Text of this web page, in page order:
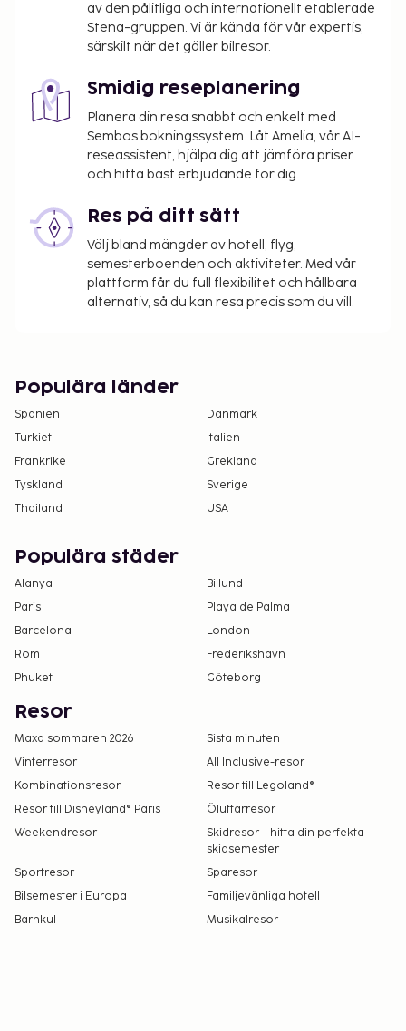
av den pålitliga och internationellt etablerade
Stena-gruppen. Vi är kända för vår expertis,
särskilt när det gäller bilresor.
Smidig reseplanering
Planera din resa snabbt och enkelt med
Sembos bokningssystem. Låt Amelia, vår AI-
reseassistent, hjälpa dig att jämföra priser
och hitta bäst erbjudande för dig.
Res på ditt sätt
Välj bland mängder av hotell, flyg,
semesterboenden och aktiviteter. Med vår
plattform får du full flexibilitet och hållbara
alternativ, så du kan resa precis som du vill.
Populära länder
Spanien
Danmark
Turkiet
Italien
Frankrike
Grekland
Tyskland
Sverige
Thailand
USA
Populära städer
Alanya
Billund
Paris
Playa de Palma
Barcelona
London
Rom
Frederikshavn
Phuket
Göteborg
Resor
Maxa sommaren 2026
Sista minuten
Vinterresor
All Inclusive-resor
Kombinationsresor
Resor till Legoland®
Resor till Disneyland® Paris
Öluffarresor
Weekendresor
Skidresor – hitta din perfekta
skidsemester
Sportresor
Sparesor
Bilsemester i Europa
Familjevänliga hotell
Barnkul
Musikalresor